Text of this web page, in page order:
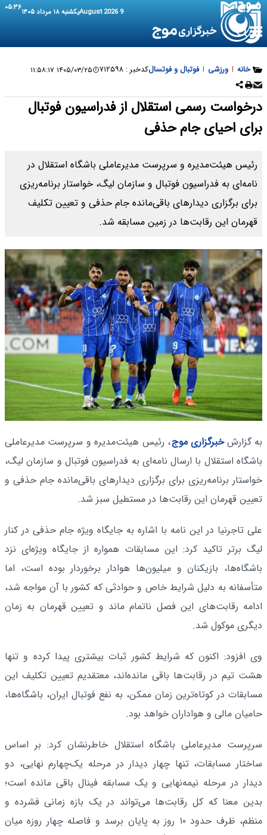
9 August 2026 یکشنبه ۱۸ مرداد ۱۴۰۵ ۰۵:۳۶
خانه | ورزشی | فوتبال و فوتسالکدخبر : ۷۱۲۵۹۸ ۱۴۰۵/۰۳/۲۵ ۱۱:۵۸:۱۷
درخواست رسمی استقلال از فدراسیون فوتبال
برای احیای جام حذفی
رئیس هیئت‌مدیره و سرپرست مدیرعاملی باشگاه استقلال در
نامه‌ای به فدراسیون فوتبال و سازمان لیگ، خواستار برنامه‌ریزی
برای برگزاری دیدارهای باقی‌مانده جام حذفی و تعیین تکلیف
قهرمان این رقابت‌ها در زمین مسابقه شد.
به گزارشخبرگزاری موج، رئیس هیئت‌مدیره و سرپرست مدیرعاملی
باشگاه استقلال با ارسال نامه‌ای به فدراسیون فوتبال و سازمان لیگ،
خواستار برنامه‌ریزی برای برگزاری دیدارهای باقی‌مانده جام حذفی و
تعیین قهرمان این رقابت‌ها در مستطیل سبز شد.
علی تاجرنیا در این نامه با اشاره به جایگاه ویژه جام حذفی در کنار
لیگ برتر تاکید کرد: این مسابقات همواره از جایگاه ویژه‌ای نزد
باشگاه‌ها، بازیکنان و میلیون‌ها هوادار برخوردار بوده است، اما
متأسفانه به دلیل شرایط خاص و حوادثی که کشور با آن مواجه شد،
ادامه رقابت‌های این فصل ناتمام ماند و تعیین قهرمان به زمان
دیگری موکول شد.
وی افزود: اکنون که شرایط کشور ثبات بیشتری پیدا کرده و تنها
هشت تیم در رقابت‌ها باقی مانده‌اند، معتقدیم تعیین تکلیف این
مسابقات در کوتاه‌ترین زمان ممکن، به نفع فوتبال ایران، باشگاه‌ها،
حامیان مالی و هواداران خواهد بود.
سرپرست مدیرعاملی باشگاه استقلال خاطرنشان کرد: بر اساس
ساختار مسابقات، تنها چهار دیدار در مرحله یک‌چهارم نهایی، دو
دیدار در مرحله نیمه‌نهایی و یک مسابقه فینال باقی مانده است؛
بدین معنا که کل رقابت‌ها می‌تواند در یک بازه زمانی فشرده و
منظم، ظرف حدود ۱۰ روز به پایان برسد و فاصله چهار روزه میان